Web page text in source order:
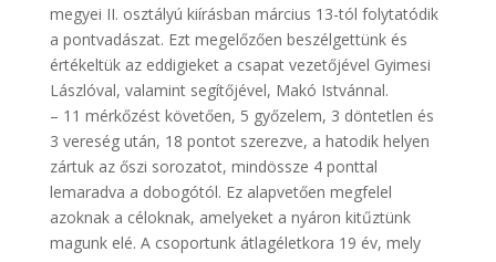
megyei II. osztályú kiírásban március 13-tól folytatódik
a pontvadászat. Ezt megelőzően beszélgettünk és
értékeltük az eddigieket a csapat vezetőjével Gyimesi
Lászlóval, valamint segítőjével, Makó Istvánnal.
– 11 mérkőzést követően, 5 győzelem, 3 döntetlen és
3 vereség után, 18 pontot szerezve, a hatodik helyen
zártuk az őszi sorozatot, mindössze 4 ponttal
lemaradva a dobogótól. Ez alapvetően megfelel
azoknak a céloknak, amelyeket a nyáron kitűztünk
magunk elé. A csoportunk átlagéletkora 19 év, mely